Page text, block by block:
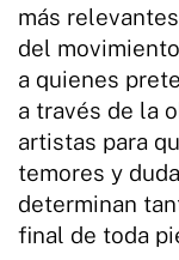
más
del
a quienes
a través de la
artistas para
temores y
determinan
final de toda